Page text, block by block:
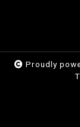
Proudly